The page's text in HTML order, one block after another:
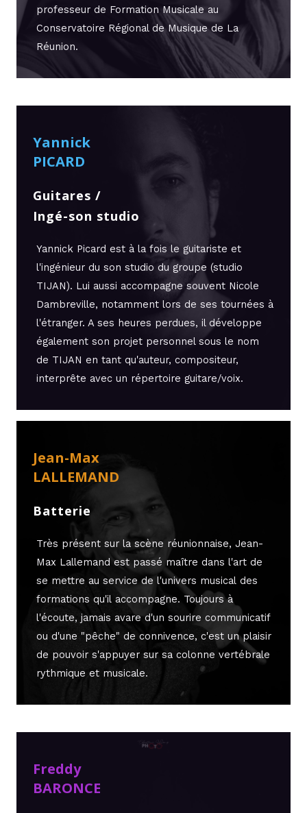
professeur de Formation Musicale au
Conservatoire Régional de Musique de La
Réunion.
Yannick
PICARD
Guitares /
Ingé-son studio
Yannick Picard est à la fois le guitariste et
l'ingénieur du son studio du groupe (studio
TIJAN). Lui aussi accompagne souvent Nicole
Dambreville, notamment lors de ses tournées à
l'étranger. A ses heures perdues, il développe
également son projet personnel sous le nom
de TIJAN en tant qu'auteur, compositeur,
interprête avec un répertoire guitare/voix.
Jean-Max
LALLEMAND
Batterie
Très présent sur la scène réunionnaise, Jean-
Max Lallemand est passé maître dans l'art de
se mettre au service de l'univers musical des
formations qu'il accompagne. Toujours à
l'écoute, jamais avare d'un sourire communicatif
ou d'une "pêche" de connivence, c'est un plaisir
de pouvoir s'appuyer sur sa colonne vertébrale
rythmique et musicale.
Freddy
BARONCE